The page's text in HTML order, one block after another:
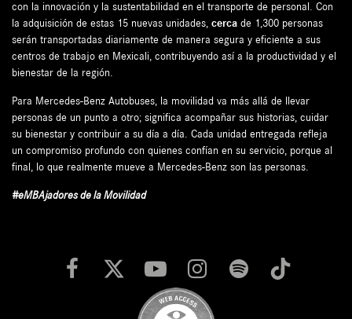
con la innovación y la sustentabilidad en el transporte de personal. Con
la adquisición de estas 15 nuevas unidades, cerca de 1,300 personas
serán transportadas diariamente de manera segura y eficiente a sus
centros de trabajo en Mexicali, contribuyendo así a la productividad y el
bienestar de la región.
Para Mercedes-Benz Autobuses, la movilidad va más allá de llevar
personas de un punto a otro; significa acompañar sus historias, cuidar
su bienestar y contribuir a su día a día. Cada unidad entregada refleja
un compromiso profundo con quienes confían en su servicio, porque al
final, lo que realmente mueve a Mercedes-Benz son las personas.
#eMBAjadores de la Movilidad